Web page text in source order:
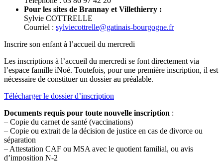
Pour les sites de Brannay et Villethierry :
Sylvie COTTRELLE
Courriel : sylviecottrelle@gatinais-bourgogne.fr
Inscrire son enfant à l’accueil du mercredi
Les inscriptions à l’accueil du mercredi se font directement via
l’espace famille iNoé. Toutefois, pour une première inscription, il est
nécessaire de constituer un dossier au préalable.
Télécharger le dossier d’inscription
Documents requis pour toute nouvelle inscription :
– Copie du carnet de santé (vaccinations)
– Copie ou extrait de la décision de justice en cas de divorce ou
séparation
– Attestation CAF ou MSA avec le quotient familial, ou avis
d’imposition N-2